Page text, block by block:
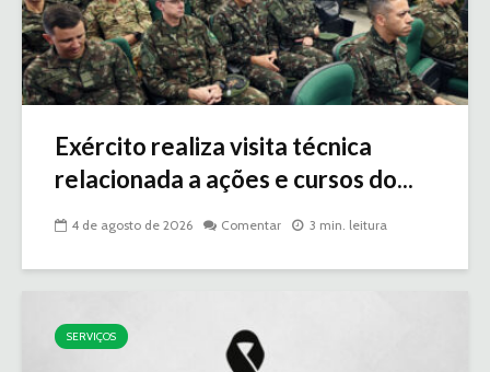
Exército realiza visita técnica
relacionada a ações e cursos do...
4 de agosto de 2026 Comentar 3 min. leitura
SERVIÇOS